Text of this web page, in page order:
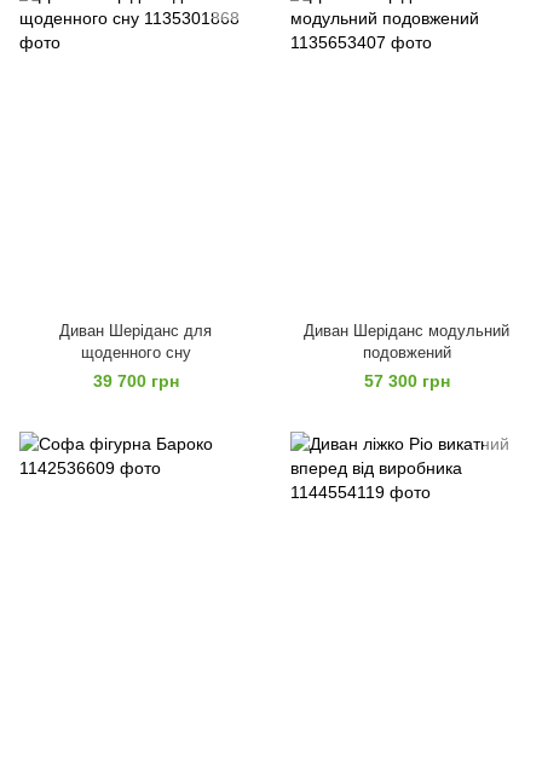
Диван Шеріданс для
щоденного сну
39 700 грн
Диван Шеріданс модульний
подовжений
57 300 грн